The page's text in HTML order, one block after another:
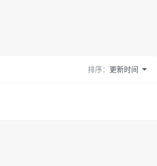
排序：更新时间